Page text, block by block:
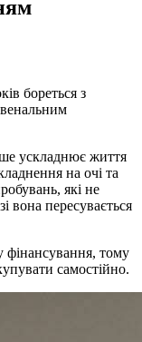
бореться з
ускладнює життя
на очі та
які не
вона пересувається
фінансування, тому
самостійно.